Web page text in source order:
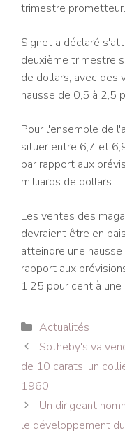
trimestre prometteur.
Signet a déclaré
deuxième trimestre
de dollars, avec des
hausse de 0,5 à 2,5
Pour l'ensemble de
situer entre 6,7 et
par rapport aux
milliards de dollars.
Les ventes des
devraient être en
atteindre une
rapport aux
1,25 pour cent à
Catégories
Actualités
Navigation
des
articles
Sotheby's va
de 10 carats, un
1960
Un dirigeant
le développement